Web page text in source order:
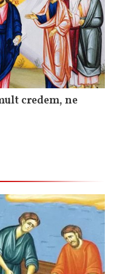
credem, ne